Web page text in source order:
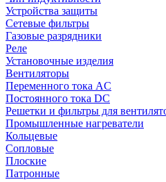
Устройства защиты
Сетевые фильтры
Газовые разрядники
Реле
Установочные изделия
Вентиляторы
Переменного тока AC
Постоянного тока DC
Решетки и фильтры для
Промышленные нагреватели
Кольцевые
Сопловые
Плоские
Патронные